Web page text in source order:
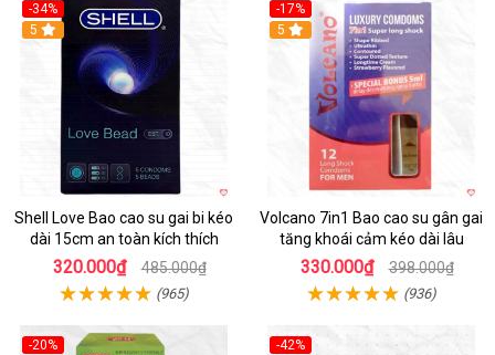
-34%
5
Shell Love Bao cao su gai bi kéo
dài 15cm an toàn kích thích
320.000₫ 485.000₫
(965)
-17%
5
Volcano 7in1 Bao cao su gân gai
tăng khoái cảm kéo dài lâu
330.000₫ 398.000₫
(936)
-20%
-42%